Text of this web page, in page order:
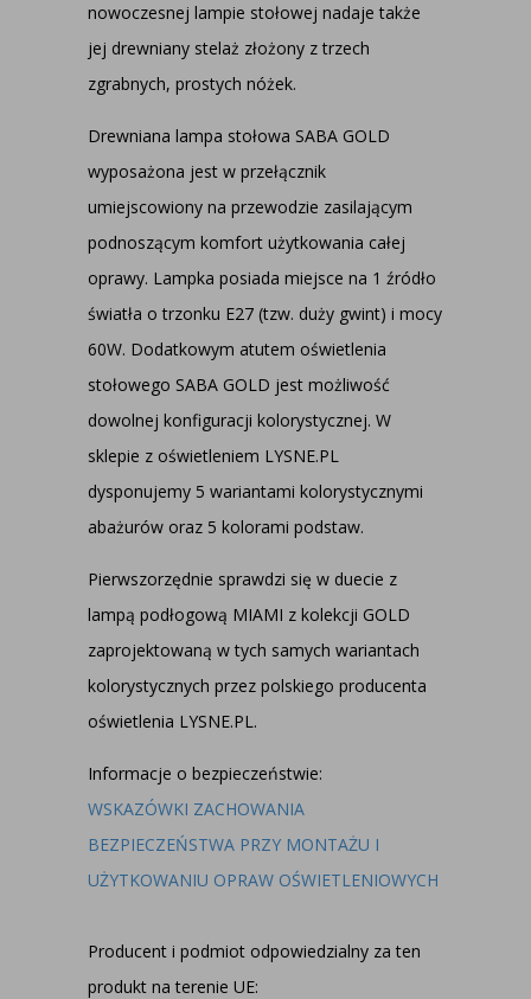
nowoczesnej lampie stołowej nadaje także
jej drewniany stelaż złożony z trzech
zgrabnych, prostych nóżek.
Drewniana lampa stołowa SABA GOLD
wyposażona jest w przełącznik
umiejscowiony na przewodzie zasilającym
podnoszącym komfort użytkowania całej
oprawy. Lampka posiada miejsce na 1 źródło
światła o trzonku E27 (tzw. duży gwint) i mocy
60W. Dodatkowym atutem oświetlenia
stołowego SABA GOLD jest możliwość
dowolnej konfiguracji kolorystycznej. W
sklepie z oświetleniem LYSNE.PL
dysponujemy 5 wariantami kolorystycznymi
abażurów oraz 5 kolorami podstaw.
Pierwszorzędnie sprawdzi się w duecie z
lampą podłogową MIAMI z kolekcji GOLD
zaprojektowaną w tych samych wariantach
kolorystycznych przez polskiego producenta
oświetlenia LYSNE.PL.
Informacje o bezpieczeństwie:
WSKAZÓWKI ZACHOWANIA
BEZPIECZEŃSTWA PRZY MONTAŻU I
UŻYTKOWANIU OPRAW OŚWIETLENIOWYCH
Producent i podmiot odpowiedzialny za ten
produkt na terenie UE: